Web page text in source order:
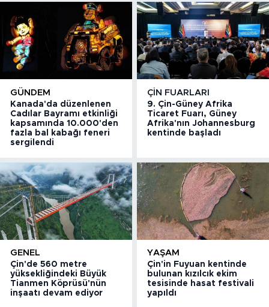
GÜNDEM
Kanada'da düzenlenen
Cadılar Bayramı etkinliği
kapsamında 10.000'den
fazla bal kabağı feneri
sergilendi
ÇIN FUARLARI
9. Çin-Güney Afrika
Ticaret Fuarı, Güney
Afrika'nın Johannesburg
kentinde başladı
GENEL
Çin'de 560 metre
yüksekliğindeki Büyük
Tianmen Köprüsü'nün
inşaatı devam ediyor
YAŞAM
Çin'in Fuyuan kentinde
bulunan kızılcık ekim
tesisinde hasat festivali
yapıldı